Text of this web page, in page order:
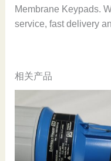
Membrane Keypads.
service, fast delivery
相关产品